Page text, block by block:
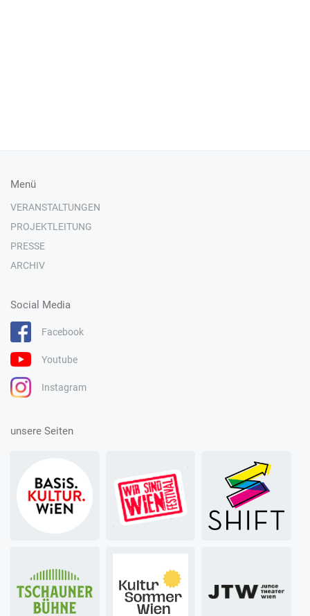
Menü
VERANSTALTUNGEN
PROJEKTLEITUNG
PRESSE
ARCHIV
Social Media
Facebook
Youtube
Instagram
unsere Seiten